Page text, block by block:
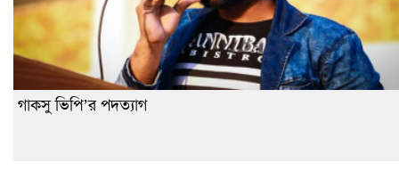
গাকসু ভিপি’র পদত্যাগ